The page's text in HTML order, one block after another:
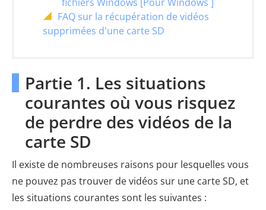
FAQ sur la récupération de vidéos
supprimées d'une carte SD
Partie 1. Les situations
courantes où vous risquez
de perdre des vidéos de la
carte SD
Il existe de nombreuses raisons pour lesquelles vous
ne pouvez pas trouver de vidéos sur une carte SD, et
les situations courantes sont les suivantes :